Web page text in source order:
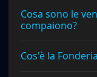
Cosa sono le
compaiono?
Cos'è la